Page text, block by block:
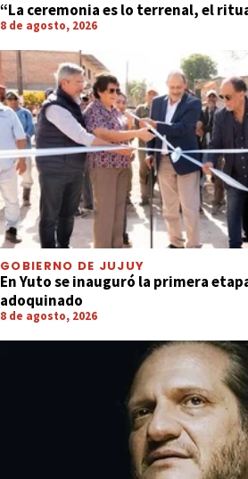
“La ceremonia es lo terrenal, el
8 de agosto, 2026
GOBIERNO DE JUJUY
En Yuto se inauguró la primera
adoquinado
8 de agosto, 2026